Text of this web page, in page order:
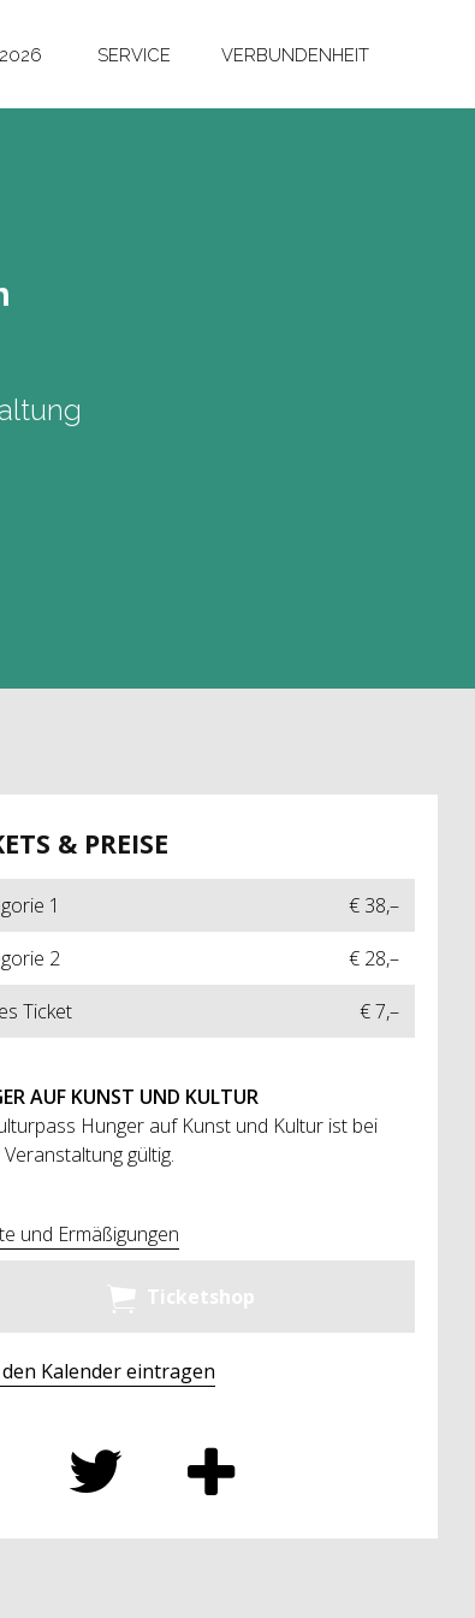
SERVICE VERBUNDENHEIT
& PREISE
1
€ 38,–
2
€ 28,–
Ticket
€ 7,–
AUF KUNST UND KULTUR
Hunger auf Kunst und Kultur ist bei
gültig.
und Ermäßigungen
Ticketshop
Kalender eintragen